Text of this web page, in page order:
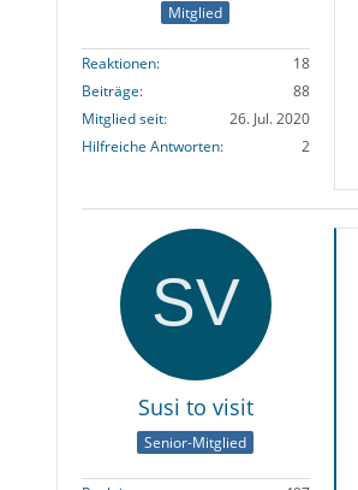
Mitglied
Reaktionen
18
Beiträge
88
Mitglied seit
26. Jul. 2020
Hilfreiche Antworten
2
Susi to visit
Senior-Mitglied